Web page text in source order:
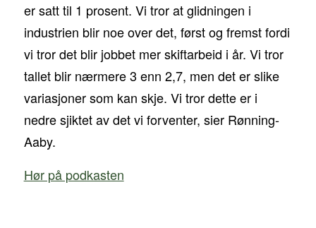
er satt til 1 prosent. Vi tror at glidningen i
industrien blir noe over det, først og fremst fordi
vi tror det blir jobbet mer skiftarbeid i år. Vi tror
tallet blir nærmere 3 enn 2,7, men det er slike
variasjoner som kan skje. Vi tror dette er i
nedre sjiktet av det vi forventer, sier Rønning-
Aaby.
Hør på podkasten